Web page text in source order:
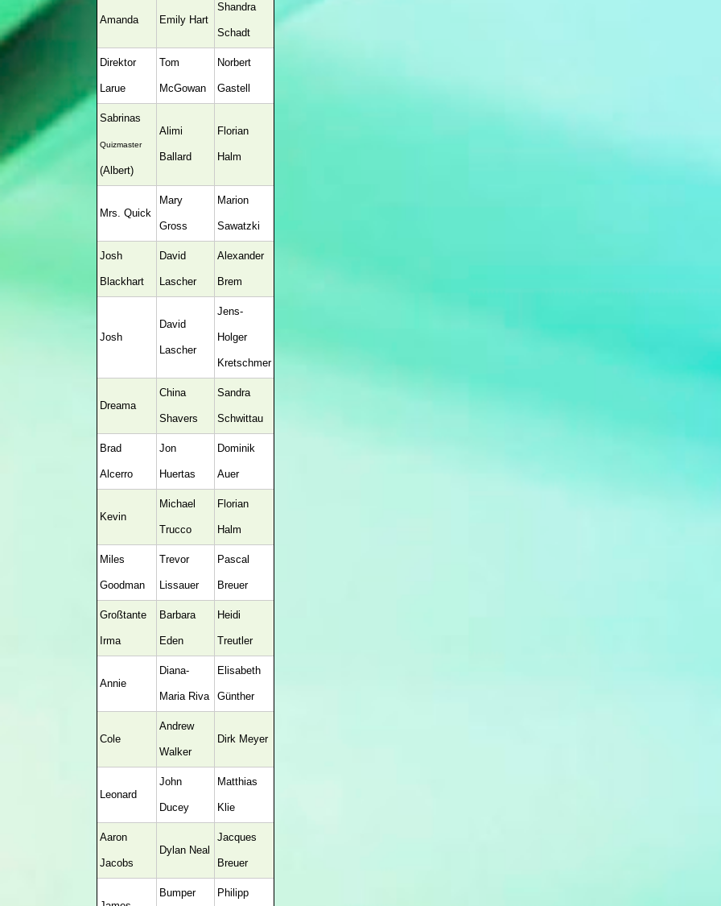
Amanda Emily Hart
Shandra
Schadt
Direktor
Larue
Tom
McGowan
Norbert
Gastell
Sabrinas
Quizmaster
(Albert)
Alimi
Ballard
Florian
Halm
Mrs. Quick
Mary
Gross
Marion
Sawatzki
Josh
Blackhart
David
Lascher
Alexander
Brem
Josh
David
Lascher
Jens-
Holger
Kretschmer
Dreama
China
Shavers
Sandra
Schwittau
Brad
Alcerro
Jon
Huertas
Dominik
Auer
Kevin
Michael
Trucco
Florian
Halm
Miles
Goodman
Trevor
Lissauer
Pascal
Breuer
Großtante
Irma
Barbara
Eden
Heidi
Treutler
Annie
Diana-
Maria Riva
Elisabeth
Günther
Cole
Andrew
Walker
Dirk Meyer
Leonard
John
Ducey
Matthias
Klie
Aaron
Jacobs
Dylan Neal
Jacques
Breuer
Bumper Philipp